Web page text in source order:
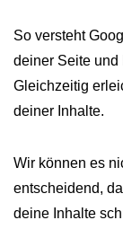
So versteht
deiner Seite und
Gleichzeitig
deiner Inhalte.
Wir können es
entscheidend,
deine Inhalte